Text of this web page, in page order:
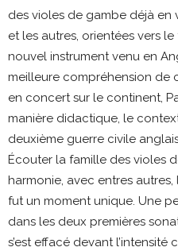
des violes de gambe déjà en
et les autres, orientées vers
nouvel instrument venu en
meilleure compréhension de
en concert sur le continent,
manière didactique, le
deuxième guerre civile
Écouter la famille des violes
harmonie, avec entres
fut un moment unique. Une
dans les deux premières
s’est effacé devant